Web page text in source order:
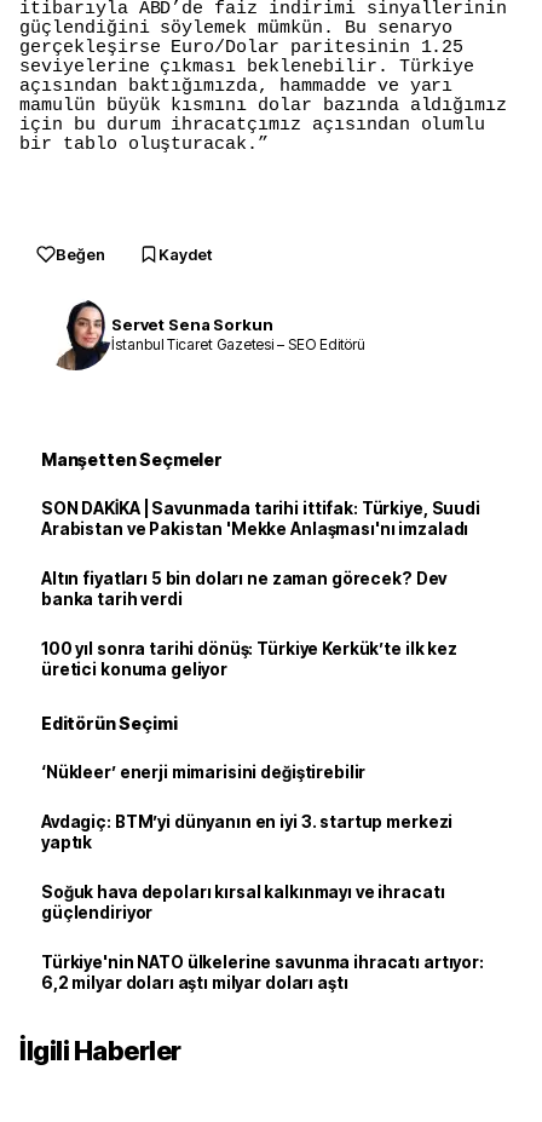
itibarıyla ABD’de faiz indirimi sinyallerinin
güçlendiğini söylemek mümkün. Bu senaryo
gerçekleşirse Euro/Dolar paritesinin 1.25
seviyelerine çıkması beklenebilir. Türkiye
açısından baktığımızda, hammadde ve yarı
mamulün büyük kısmını dolar bazında aldığımız
için bu durum ihracatçımız açısından olumlu
bir tablo oluşturacak.”
Beğen Kaydet
Servet Sena Sorkun
İstanbul Ticaret Gazetesi – SEO Editörü
Manşetten Seçmeler
SON DAKİKA | Savunmada tarihi ittifak: Türkiye, Suudi
Arabistan ve Pakistan 'Mekke Anlaşması'nı imzaladı
Altın fiyatları 5 bin doları ne zaman görecek? Dev
banka tarih verdi
100 yıl sonra tarihi dönüş: Türkiye Kerkük’te ilk kez
üretici konuma geliyor
Editörün Seçimi
‘Nükleer’ enerji mimarisini değiştirebilir
Avdagiç: BTM’yi dünyanın en iyi 3. startup merkezi
yaptık
Soğuk hava depoları kırsal kalkınmayı ve ihracatı
güçlendiriyor
Türkiye'nin NATO ülkelerine savunma ihracatı artıyor:
6,2 milyar doları aştı milyar doları aştı
İlgili Haberler